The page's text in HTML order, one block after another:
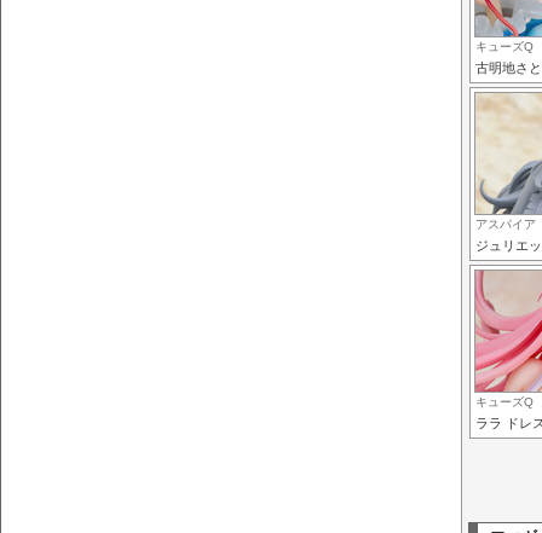
キューズQ
古明地さ
アスパイア
ジュリエ
キューズQ
ララ ドレ